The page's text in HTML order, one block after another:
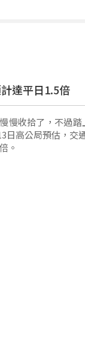
達平日1.5倍
慢收拾了，不過
日高公局預估，交
。